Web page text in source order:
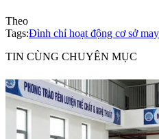
Theo
Tags:Đình chỉ hoạt động cơ sở
TIN CÙNG CHUYÊN MỤC